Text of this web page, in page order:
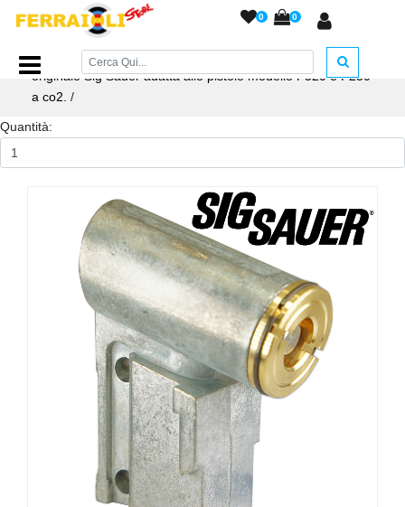
0 0
Home Page/RICAMBI/Valvole per CO2 e PCP/
Valvola
originale Sig Sauer adatta alle pistole modello P320 e P250
a co2. /
Quantità: